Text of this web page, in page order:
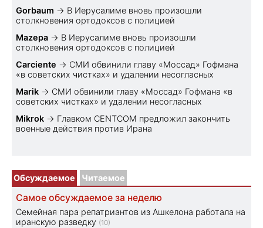
Gorbaum → В Иерусалиме вновь произошли
столкновения ортодоксов с полицией
Mazepa → В Иерусалиме вновь произошли
столкновения ортодоксов с полицией
Carciente → СМИ обвинили главу «Моссад» Гофмана
«в советских чистках» и удалении несогласных
Marik → СМИ обвинили главу «Моссад» Гофмана «в
советских чистках» и удалении несогласных
Mikrok → Главком CENTCOM предложил закончить
военные действия против Ирана
Обсуждаемое Читаемое
Самое обсуждаемое за неделю
Семейная пара репатриантов из Ашкелона работала на
иранскую разведку (10)